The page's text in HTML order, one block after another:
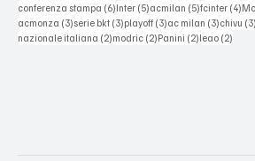
conferenza stampa (6)6 post
Inter (5)5 post
acmilan (5)5 post
fcinter (4)4
acmonza (3)3 post
serie bkt (3)3 post
playoff (3)3 post
ac milan (3)3 post
chivu (3)
nazionale italiana (2)2 post
modric (2)2 post
Panini (2)2 post
leao (2)